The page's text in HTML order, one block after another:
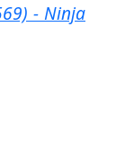
- Ninja